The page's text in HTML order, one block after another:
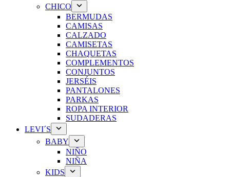
CHICO
BERMUDAS
CAMISAS
CALZADO
CAMISETAS
CHAQUETAS
COMPLEMENTOS
CONJUNTOS
JERSÉIS
PANTALONES
PARKAS
ROPA INTERIOR
SUDADERAS
LEVI´S
BABY
NIÑO
NIÑA
KIDS